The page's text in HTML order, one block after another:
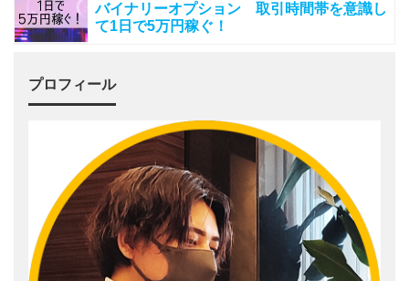
バイナリーオプション 取引時間帯を意識し
て1日で5万円稼ぐ！
プロフィール